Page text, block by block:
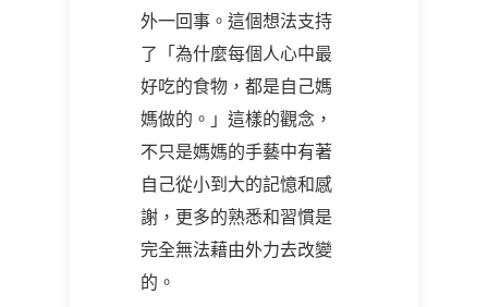
外一回事。這個想法支持
了「為什麼每個人心中最
好吃的食物，都是自己媽
媽做的。」這樣的觀念，
不只是媽媽的手藝中有著
自己從小到大的記憶和感
謝，更多的熟悉和習慣是
完全無法藉由外力去改變
的。